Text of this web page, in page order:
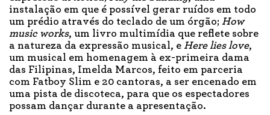
instalação em que é possível gerar ruídos em todo
um prédio através do teclado de um órgão; How
music works, um livro multimídia que reflete sobre
a natureza da expressão musical, e Here lies love,
um musical em homenagem à ex-primeira dama
das Filipinas, Imelda Marcos, feito em parceria
com Fatboy Slim e 20 cantoras, a ser encenado em
uma pista de discoteca, para que os espectadores
possam dançar durante a apresentação.